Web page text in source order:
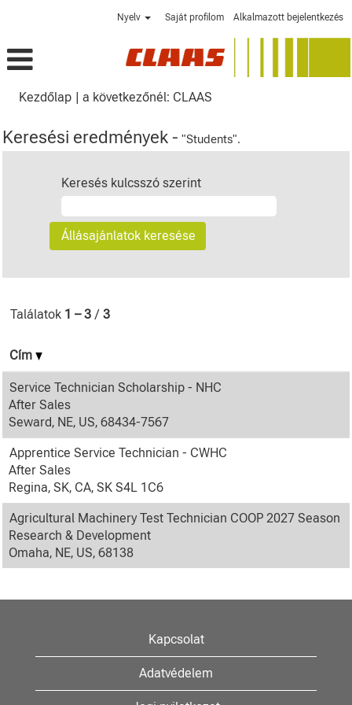
Nyelv Saját profilom Alkalmazott bejelentkezés
Kezdőlap | a következőnél: CLAAS
Keresési eredmények - "Students".
Keresés kulcsszó szerint
Találatok 1 – 3 / 3
Cím
Service Technician Scholarship - NHC
After Sales
Seward, NE, US, 68434-7567
Apprentice Service Technician - CWHC
After Sales
Regina, SK, CA, SK S4L 1C6
Agricultural Machinery Test Technician COOP 2027 Season
Research & Development
Omaha, NE, US, 68138
Kapcsolat
Adatvédelem